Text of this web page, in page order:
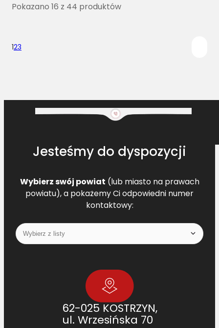
Pokazano 16 z 44 produktów
123
Jesteśmy do dyspozycji
Wybierz swój powiat (lub miasto na prawach
powiatu), a pokażemy Ci odpowiedni numer
kontaktowy:
62-025 KOSTRZYN,
ul. Wrzesińska 70